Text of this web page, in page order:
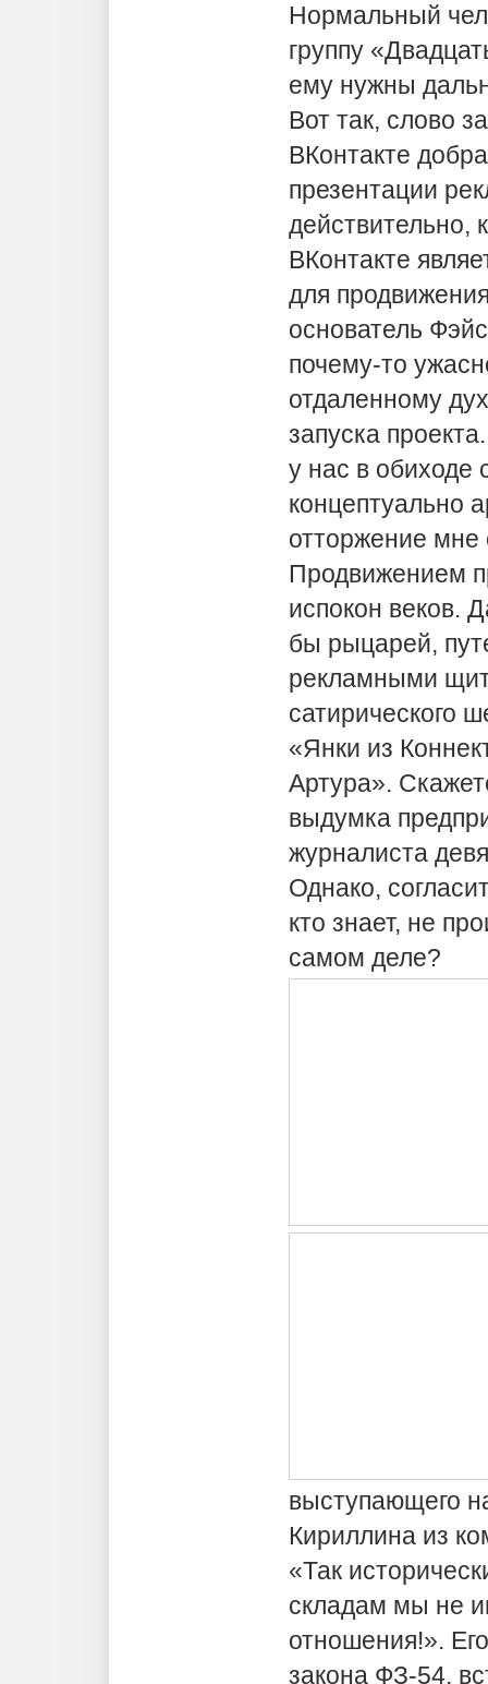
Нормальный
группу
ему нужны
Вот так, слово
ВКонтакте
презентации
действительно,
ВКонтакте
для
основатель
почему-то
отдаленному
запуска
у нас в обиходе
концептуально
отторжение
Продвижением
испокон веков.
бы рыцарей,
рекламными
сатирического
«Янки из
Артура».
выдумка
журналиста
Однако,
кто знает, не
самом деле?
выступающего
Кириллина из
«Так
складам мы не
отношения!».
закона ФЗ-54,